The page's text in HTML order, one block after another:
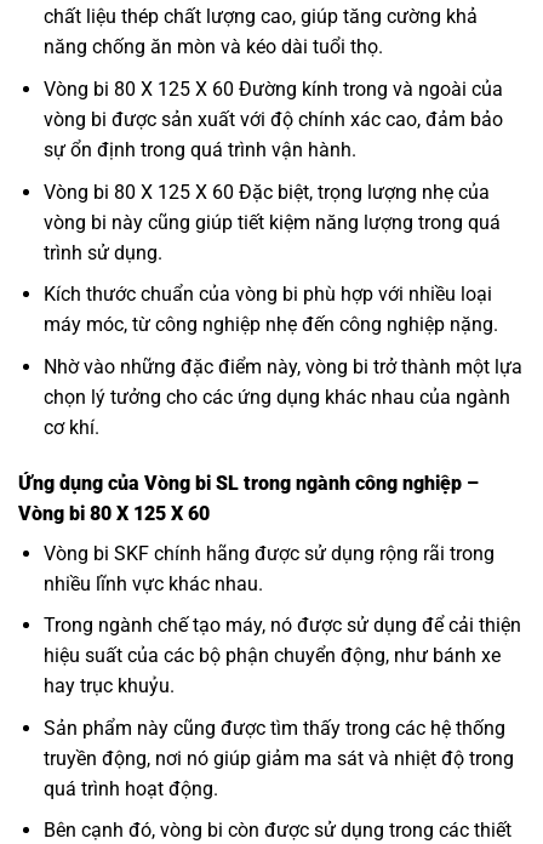
chất liệu thép chất lượng cao, giúp tăng cường khả
năng chống ăn mòn và kéo dài tuổi thọ.
Vòng bi 80 X 125 X 60 Đường kính trong và ngoài của
vòng bi được sản xuất với độ chính xác cao, đảm bảo
sự ổn định trong quá trình vận hành.
Vòng bi 80 X 125 X 60 Đặc biệt, trọng lượng nhẹ của
vòng bi này cũng giúp tiết kiệm năng lượng trong quá
trình sử dụng.
Kích thước chuẩn của vòng bi phù hợp với nhiều loại
máy móc, từ công nghiệp nhẹ đến công nghiệp nặng.
Nhờ vào những đặc điểm này, vòng bi trở thành một lựa
chọn lý tưởng cho các ứng dụng khác nhau của ngành
cơ khí.
Ứng dụng của Vòng bi SL trong ngành công nghiệp –
Vòng bi 80 X 125 X 60
Vòng bi SKFchính hãng được sử dụng rộng rãi trong
nhiều lĩnh vực khác nhau.
Trong ngành chế tạo máy, nó được sử dụng để cải thiện
hiệu suất của các bộ phận chuyển động, như bánh xe
hay trục khuỷu.
Sản phẩm này cũng được tìm thấy trong các hệ thống
truyền động, nơi nó giúp giảm ma sát và nhiệt độ trong
quá trình hoạt động.
Bên cạnh đó, vòng bi còn được sử dụng trong các thiết